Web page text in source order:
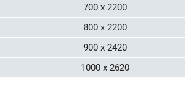
700 x 2200
800 x 2200
900 x 2420
1000 x 2620